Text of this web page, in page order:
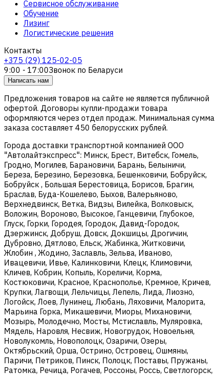
Сервисное обслуживание
Обучение
Лизинг
Логистические решения
Контакты
+375 (29) 125-02-05
9:00 - 17:00Звонок по Беларуси
Написать нам
Предложения товаров на сайте не является публичной
офертой. Договоры купли-продажи товара
оформляются через отдел продаж. Минимальная сумма
заказа составляет 450 белорусских рублей.
Города доставки транспортной компанией ООО
"Автолайтэкспресс": Минск, Брест, Витебск, Гомель,
Гродно, Могилев, Барановичи, Барань, Белыничи,
Береза, Березино, Березовка, Бешенковичи, Бобруйск,
Бобруйск , Большая Берестовица, Борисов, Брагин,
Браслав, Буда-Кошелево, Быхов, Валерьяново,
Верхнедвинск, Ветка, Видзы, Вилейка, Волковыск,
Воложин, Вороново, Высокое, Ганцевичи, Глубокое,
Глуск, Горки, Городея, Городок, Давид-Городок,
Дзержинск, Добруш, Довск, Докшицы, Дрогичин,
Дубровно, Дятлово, Ельск, Жабинка, Житковичи,
Жлобин , Жодино, Заславль, Зельва, Иваново,
Ивацевичи, Ивье, Калинковичи, Клецк, Климовичи,
Кличев, Кобрин, Копыль, Кореличи, Корма,
Костюковичи, Красное, Краснополье, Кремное, Кричев,
Крупки, Лагвощи, Лельчицы, Лепель, Лида, Лиозно,
Логойск, Лоев, Лунинец, Любань, Ляховичи, Малорита,
Марьина Горка, Микашевичи, Миоры, Михановичи,
Мозырь, Молодечно, Мосты, Мстиславль, Муляровка,
Мядель, Наровля, Несвиж, Новогрудок, Новоельня,
Новолукомль, Новополоцк, Озаричи, Озеры,
Октябрьский, Орша, Острино, Островец, Ошмяны,
Паричи, Петриков, Пинск, Полоцк, Поставы, Пружаны,
Ратомка, Речица, Рогачев, Россоны, Россь, Светлогорск,